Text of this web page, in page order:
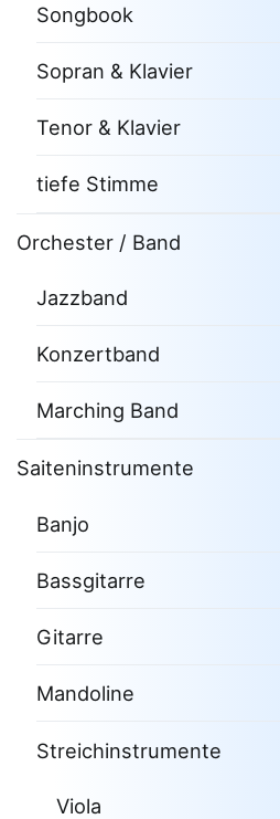
Songbook
Sopran & Klavier
Tenor & Klavier
tiefe Stimme
Orchester / Band
Jazzband
Konzertband
Marching Band
Saiteninstrumente
Banjo
Bassgitarre
Gitarre
Mandoline
Streichinstrumente
Viola